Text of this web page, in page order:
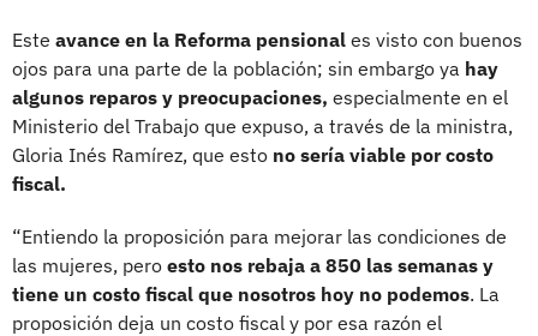
Este avance en la Reforma pensional es visto con buenos
ojos para una parte de la población; sin embargo ya hay
algunos reparos y preocupaciones, especialmente en el
Ministerio del Trabajo que expuso, a través de la ministra,
Gloria Inés Ramírez, que esto no sería viable por costo
fiscal.
“Entiendo la proposición para mejorar las condiciones de
las mujeres, pero esto nos rebaja a 850 las semanas y
tiene un costo fiscal que nosotros hoy no podemos. La
proposición deja un costo fiscal y por esa razón el